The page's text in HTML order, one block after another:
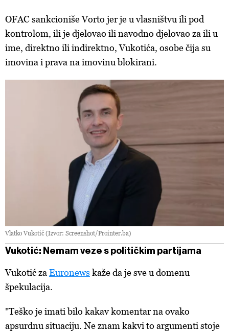
OFAC sankcioniše Vorto jer je u vlasništvu ili pod
kontrolom, ili je djelovao ili navodno djelovao za ili u
ime, direktno ili indirektno, Vukotića, osobe čija su
imovina i prava na imovinu blokirani.
Vlatko Vukotić (Izvor: Screenshot/Prointer.ba)
Vukotić: Nemam veze s političkim partijama
Vukotić zaEuronews kaže da je sve u domenu
špekulacija.
"Teško je imati bilo kakav komentar na ovako
apsurdnu situaciju. Ne znam kakvi to argumenti stoje